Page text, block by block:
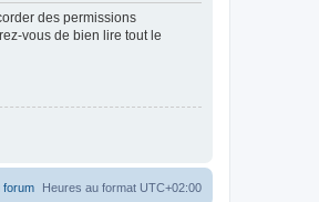
des permissions
vous de bien lire tout le
Heures au format UTC+02:00
forum